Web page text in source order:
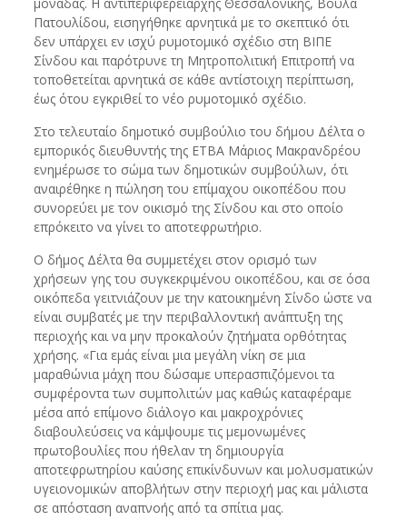
Πατουλίδou, εισηγήθηκε αρνητικά με το σκεπτικό ότι
δεν υπάρχει εν ισχύ ρυμοτομικό σχέδιο στη ΒΙΠΕ
Σίνδου και παρότρυνε τη Μητροπολιτική Επιτροπή να
τοποθετείται αρνητικά σε κάθε αντίστοιχη περίπτωση,
έως ότου εγκριθεί το νέο ρυμοτομικό σχέδιο.
Στο τελευταίο δημοτικό συμβούλιο του δήμου Δέλτα ο
εμπορικός διευθυντής της ΕΤΒΑ Μάριος Μακρανδρέου
ενημέρωσε το σώμα των δημοτικών συμβούλων, ότι
αναιρέθηκε η πώληση του επίμαχου οικοπέδου που
συνορεύει με τον οικισμό της Σίνδου και στο οποίο
επρόκειτο να γίνει το αποτεφρωτήριο.
Ο δήμος Δέλτα θα συμμετέχει στον ορισμό των
χρήσεων γης του συγκεκριμένου οικοπέδου, και σε όσα
οικόπεδα γειτνιάζουν με την κατοικημένη Σίνδο ώστε να
είναι συμβατές με την περιβαλλοντική ανάπτυξη της
περιοχής και να μην προκαλούν ζητήματα ορθότητας
χρήσης. «Για εμάς είναι μια μεγάλη νίκη σε μια
μαραθώνια μάχη που δώσαμε υπερασπιζόμενοι τα
συμφέροντα των συμπολιτών μας καθώς καταφέραμε
μέσα από επίμονο διάλογο και μακροχρόνιες
διαβουλεύσεις να κάμψουμε τις μεμονωμένες
πρωτοβουλίες που ήθελαν τη δημιουργία
αποτεφρωτηρίου καύσης επικίνδυνων και μολυσματικών
υγειονομικών αποβλήτων στην περιοχή μας και μάλιστα
σε απόσταση αναπνοής από τα σπίτια μας.